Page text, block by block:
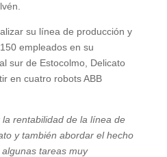
su línea de producción y
empleados en su
sur de Estocolmo, Delicato
en cuatro robots ABB
rentabilidad de la línea de
y también abordar el hecho
tareas muy